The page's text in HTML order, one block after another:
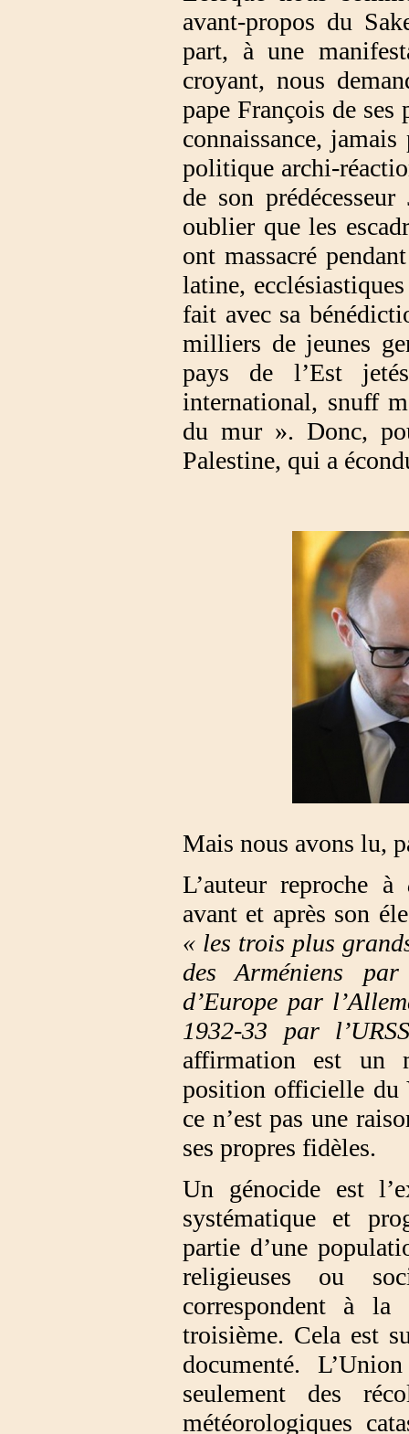
avant-propos du
part, à une
croyant, nous
pape François de
connaissance,
politique archi-
de son
oublier que les
ont massacré
latine,
fait avec sa
milliers de jeunes
pays de l’Est
international, snuff
du mur ». Donc,
Palestine, qui a
Mais nous avons lu,
L’auteur reproche à
avant et après son
« les trois plus
des Arméniens
d’Europe par
1932-33 par
affirmation est un
position officielle du
ce n’est pas une
ses propres fidèles.
Un génocide est
systématique et
partie d’une
religieuses ou
correspondent à
troisième. Cela est
documenté.
seulement des
météorologiques